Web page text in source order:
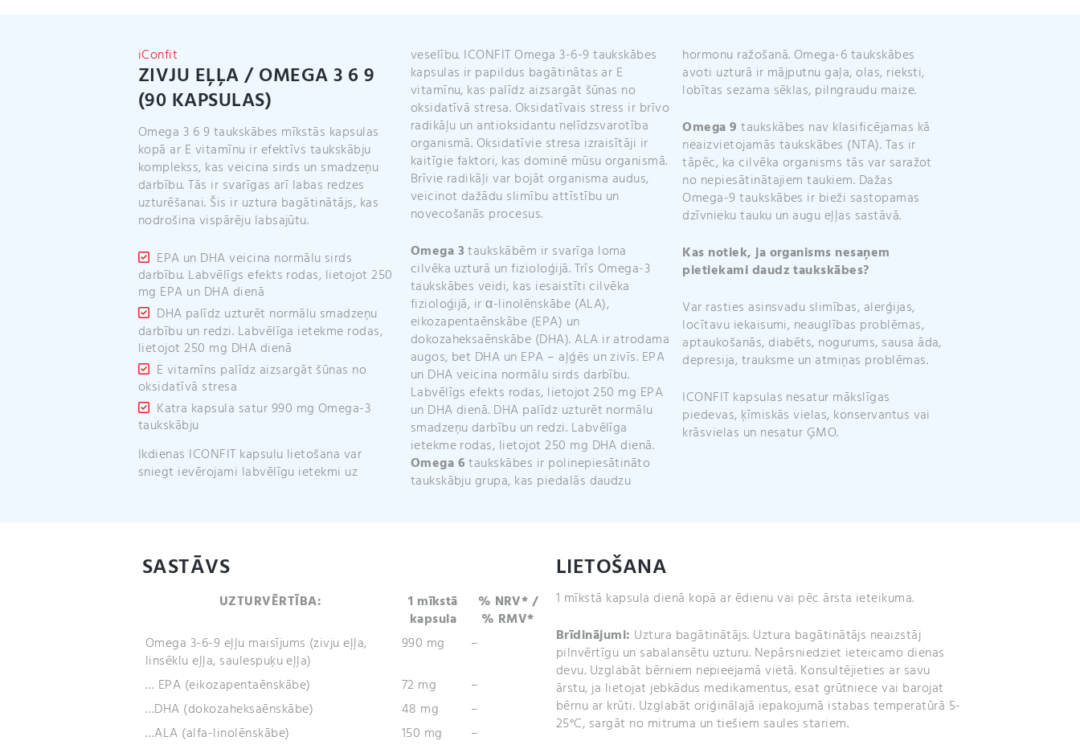
iConfit
ZIVJU EĻĻA / OMEGA 3 6 9
(90 KAPSULAS)
Omega 3 6 9 taukskābes mīkstās kapsulas
kopā ar E vitamīnu ir efektīvs taukskābju
komplekss, kas veicina sirds un smadzeņu
darbību. Tās ir svarīgas arī labas redzes
uzturēšanai. Šis ir uztura bagātinātājs, kas
nodrošina vispārēju labsajūtu.
EPA un DHA veicina normālu sirds
darbību. Labvēlīgs efekts rodas, lietojot 250
mg EPA un DHA dienā
DHA palīdz uzturēt normālu smadzeņu
darbību un redzi. Labvēlīga ietekme rodas,
lietojot 250 mg DHA dienā
E vitamīns palīdz aizsargāt šūnas no
oksidatīvā stresa
Katra kapsula satur 990 mg Omega-3
taukskābju
Ikdienas ICONFIT kapsulu lietošana var
sniegt ievērojami labvēlīgu ietekmi uz
veselību. ICONFIT Omega 3-6-9 taukskābes
kapsulas ir papildus bagātinātas ar E
vitamīnu, kas palīdz aizsargāt šūnas no
oksidatīvā stresa. Oksidatīvais stress ir brīvo
radikāļu un antioksidantu nelīdzsvarotība
organismā. Oksidatīvie stresa izraisītāji ir
kaitīgie faktori, kas dominē mūsu organismā.
Brīvie radikāļi var bojāt organisma audus,
veicinot dažādu slimību attīstību un
novecošanās procesus.
Omega 3taukskābēm ir svarīga loma
cilvēka uzturā un fizioloģijā. Trīs Omega-3
taukskābes veidi, kas iesaistīti cilvēka
fizioloģijā, ir α-linolēnskābe (ALA),
eikozapentaēnskābe (EPA) un
dokozaheksaēnskābe (DHA). ALA ir atrodama
augos, bet DHA un EPA – aļģēs un zivīs. EPA
un DHA veicina normālu sirds darbību.
Labvēlīgs efekts rodas, lietojot 250 mg EPA
un DHA dienā. DHA palīdz uzturēt normālu
smadzeņu darbību un redzi. Labvēlīga
ietekme rodas, lietojot 250 mg DHA dienā.
Omega 6taukskābes ir polinepiesātināto
taukskābju grupa, kas piedalās daudzu
hormonu ražošanā. Omega-6 taukskābes
avoti uzturā ir mājputnu gaļa, olas, rieksti,
lobītas sezama sēklas, pilngraudu maize.
Omega 9 taukskābes nav klasificējamas kā
neaizvietojamās taukskābes (NTA). Tas ir
tāpēc, ka cilvēka organisms tās var saražot
no nepiesātinātajiem taukiem. Dažas
Omega-9 taukskābes ir bieži sastopamas
dzīvnieku tauku un augu eļļas sastāvā.
Kas notiek, ja organisms nesaņem
pietiekami daudz taukskābes?
Var rasties asinsvadu slimības, alerģijas,
locītavu iekaisumi, neauglības problēmas,
aptaukošanās, diabēts, nogurums, sausa āda,
depresija, trauksme un atmiņas problēmas.
ICONFIT kapsulas nesatur mākslīgas
piedevas, ķīmiskās vielas, konservantus vai
krāsvielas un nesatur ĢMO.
SASTĀVS
UZTURVĒRTĪBA:
1 mīkstā
kapsula
% NRV* /
% RMV*
Omega 3-6-9 eļļu maisījums (zivju eļļa,
linsēklu eļļa, saulespuķu eļļa)
990 mg
–
… EPA (eikozapentaēnskābe)
72 mg
–
…DHA (dokozaheksaēnskābe)
48 mg
–
…ALA (alfa-linolēnskābe)
150 mg
–
LIETOŠANA
1 mīkstā kapsula dienā kopā ar ēdienu vai pēc ārsta ieteikuma.
Brīdinājumi: Uztura bagātinātājs. Uztura bagātinātājs neaizstāj
pilnvērtīgu un sabalansētu uzturu. Nepārsniedziet ieteicamo dienas
devu. Uzglabāt bērniem nepieejamā vietā. Konsultējieties ar savu
ārstu, ja lietojat jebkādus medikamentus, esat grūtniece vai barojat
bērnu ar krūti. Uzglabāt oriģinālajā iepakojumā istabas temperatūrā 5-
25°C, sargāt no mitruma un tiešiem saules stariem.